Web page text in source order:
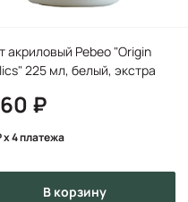
акриловый Pebeo "Origin
225 мл, белый, экстра
x 4 платежа
в корзину